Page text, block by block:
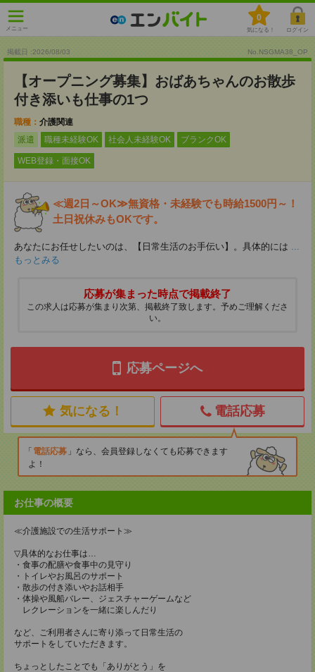
メニュー
0
気になる！ ログイン
掲載日 :2026/08/03 No.NSGMA38_OP
【オープニング募集】おばあちゃんのお散歩
付き添いも仕事の1つ
職種： 介護関連
派遣
職種未経験OK 社会人未経験OK ブランクOK
WEB登録・面接OK
≪週2日～OK≫無資格・未経験でも時給1500円～！
土日祝休みもOKです。
あなたにお任せしたいのは、【日常生活のお手伝い】。具体的には ...
もっとみる
応募が集まった時点で掲載終了
この求人は応募が集まり次第、掲載終了致します。予めご理解くださ
い。
応募ページへ
気になる！ 電話応募
電話応募
なら、会員登録しなくても応募できます
よ！
お仕事の概要
≪介護施設での生活サポート≫
▽具体的なお仕事は…
・食事の配膳や食事中の見守り
・トイレやお風呂のサポート
・散歩の付き添いやお話相手
・体操や風船バレー、ジェスチャーゲームなど
レクレーションを一緒に楽しんだり
など、ご利用者さんに寄り添って日常生活の
サポートをしていただきます。
ちょっとしたことでも「ありがとう」を